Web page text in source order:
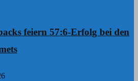
feiern 57:6-Erfolg bei den